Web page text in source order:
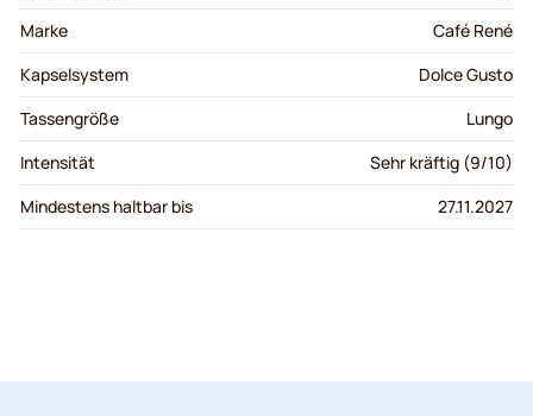
Marke
Café René
Kapselsystem
Dolce Gusto
Tassengröße
Lungo
Intensität
Sehr kräftig (9/10)
Mindestens haltbar bis
27.11.2027